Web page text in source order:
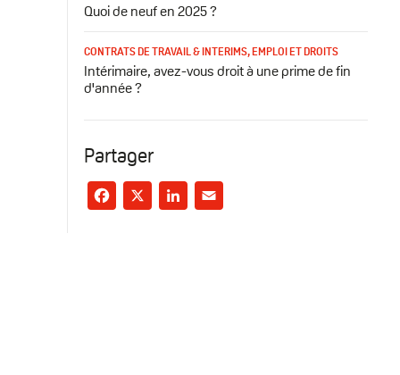
Quoi de neuf en 2025 ?
CONTRATS DE TRAVAIL & INTERIMS,EMPLOI ET DROITS
Intérimaire, avez-vous droit à une prime de fin
d'année ?
Partager
Facebook
X LinkedIn